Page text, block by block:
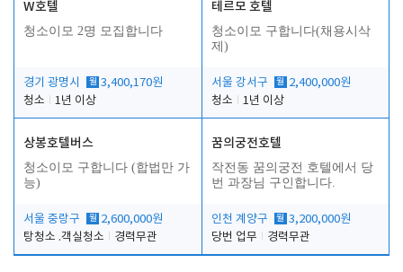
W호텔
청소이모 2명 모집합니다
경기 광명시 월 3,400,170원
청소
1년 이상
테르모 호텔
청소이모 구합니다(채용시삭
제)
서울 강서구 월 2,400,000원
청소
1년 이상
상봉호텔버스
청소이모 구합니다 (합법만 가
능)
서울 중랑구 월 2,600,000원
탕청소 .객실청소
경력무관
꿈의궁전호텔
작전동 꿈의궁전 호텔에서 당
번 과장님 구인합니다.
인천 계양구 월 3,200,000원
당번 업무
경력무관